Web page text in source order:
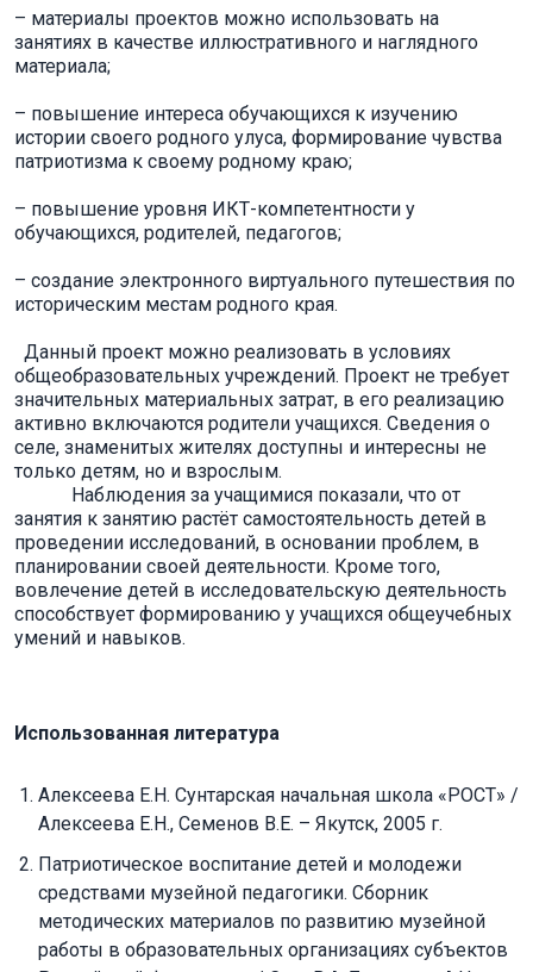
– материалы проектов можно использовать на
занятиях в качестве иллюстративного и наглядного
материала;
– повышение интереса обучающихся к изучению
истории своего родного улуса, формирование чувства
патриотизма к своему родному краю;
– повышение уровня ИКТ-компетентности у
обучающихся, родителей, педагогов;
– создание электронного виртуального путешествия по
историческим местам родного края.
Данный проект можно реализовать в условиях
общеобразовательных учреждений. Проект не требует
значительных материальных затрат, в его реализацию
активно включаются родители учащихся. Сведения о
селе, знаменитых жителях доступны и интересны не
только детям, но и взрослым.
Наблюдения за учащимися показали, что от
занятия к занятию растёт самостоятельность детей в
проведении исследований, в основании проблем, в
планировании своей деятельности. Кроме того,
вовлечение детей в исследовательскую деятельность
способствует формированию у учащихся общеучебных
умений и навыков.
Использованная литература
Алексеева Е.Н. Сунтарская начальная школа «РОСТ» /
Алексеева Е.Н., Семенов В.Е. – Якутск, 2005 г.
Патриотическое воспитание детей и молодежи
средствами музейной педагогики. Сборник
методических материалов по развитию музейной
работы в образовательных организациях субъектов